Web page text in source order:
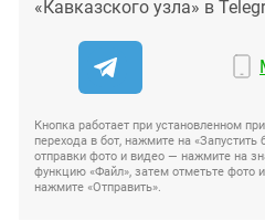
«Кавказского узла» в
Кнопка работает при установленном
перехода в бот, нажмите на
отправки фото и видео — нажмите на
функцию «Файл», затем отметьте фото
нажмите «Отправить».